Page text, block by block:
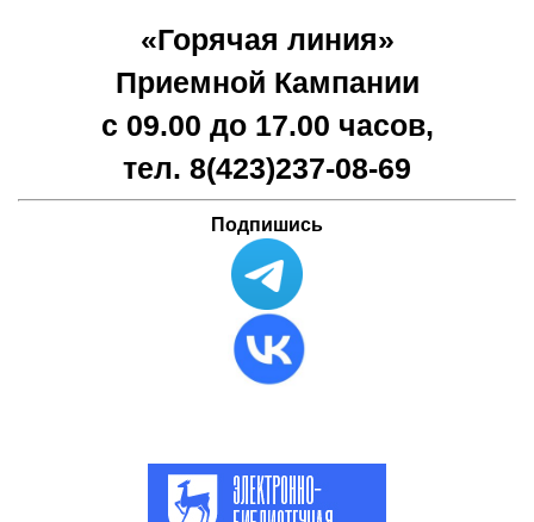
«Горячая линия»
Приемной Кампании
с 09.00 до 17.00 часов,
тел. 8(423)237-08-69
Подпишись